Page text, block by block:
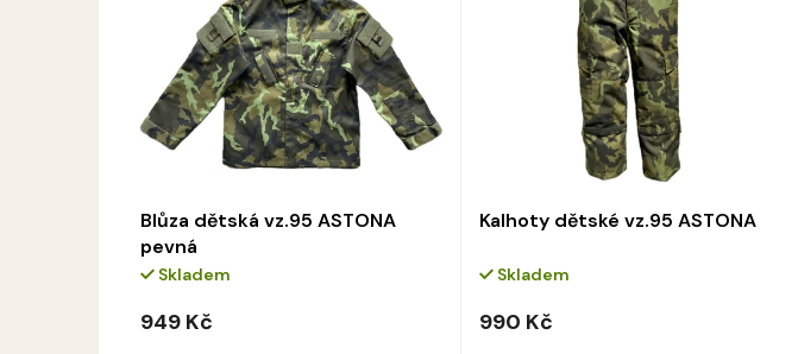
Blůza dětská vz.95 ASTONA
pevná
Skladem
949 Kč
Kalhoty dětské vz.95 ASTONA
Skladem
990 Kč